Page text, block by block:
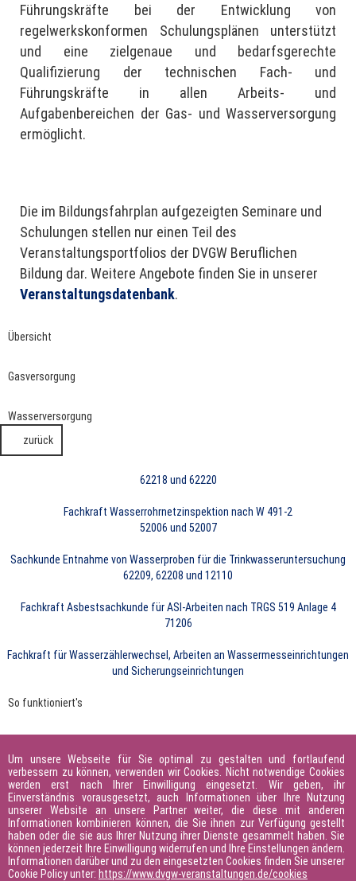
Führungskräfte bei der Entwicklung von
regelwerkskonformen Schulungsplänen unterstützt
und eine zielgenaue und bedarfsgerechte
Qualifizierung der technischen Fach- und
Führungskräfte in allen Arbeits- und
Aufgabenbereichen der Gas- und Wasserversorgung
ermöglicht.
Die im Bildungsfahrplan aufgezeigten Seminare und
Schulungen stellen nur einen Teil des
Veranstaltungsportfolios der DVGW Beruflichen
Bildung dar. Weitere Angebote finden Sie in unserer
Veranstaltungsdatenbank.
Übersicht
Gasversorgung
Wasserversorgung
zurück
62218 und 62220
Fachkraft Wasserrohrnetzinspektion nach W 491-2
52006 und 52007
Sachkunde Entnahme von Wasserproben für die Trinkwasseruntersuchung
62209, 62208 und 12110
Fachkraft Asbestsachkunde für ASI-Arbeiten nach TRGS 519 Anlage 4
71206
Fachkraft für Wasserzählerwechsel, Arbeiten an Wassermesseinrichtungen
und Sicherungseinrichtungen
So funktioniert's
Ihre Ansprechperson
Sie haben Fragen zum Bildungsfahrplan? Sprechen Sie uns
gern an.
Guido Laugs
BILDUNGSBERATUNG UND -PLANUNG
Um unsere Webseite für Sie optimal zu gestalten und fortlaufend
verbessern zu können, verwenden wir Cookies. Nicht notwendige Cookies
werden erst nach Ihrer Einwilligung eingesetzt. Wir geben, ihr
Einverständnis vorausgesetzt, auch Informationen über Ihre Nutzung
unserer Website an unsere Partner weiter, die diese mit anderen
Informationen kombinieren können, die Sie ihnen zur Verfügung gestellt
haben oder die sie aus Ihrer Nutzung ihrer Dienste gesammelt haben. Sie
können jederzeit Ihre Einwilligung widerrufen und Ihre Einstellungen ändern.
Informationen darüber und zu den eingesetzten Cookies finden Sie unserer
Cookie Policy unter: https://www.dvgw-veranstaltungen.de/cookies